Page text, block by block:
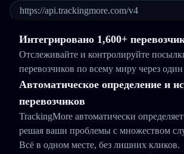
https://api.trackingmore.com/v4
Интегрировано 1,600+
Отслеживайте и контролируйте
перевозчиков по всему миру через
Автоматическое определение и
перевозчиков
TrackingMore автоматически
решая ваши проблемы с множеством
Всё в одном месте, без лишних кликов.